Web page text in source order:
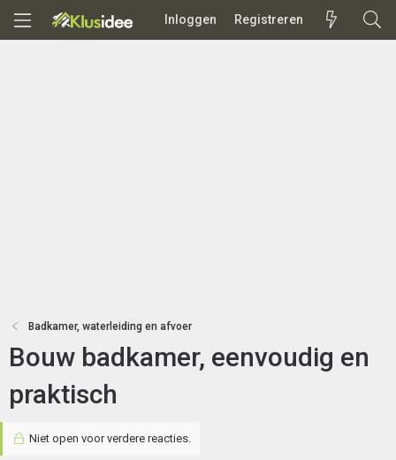
Inloggen Registreren
Badkamer, waterleiding en afvoer
Bouw badkamer, eenvoudig en
praktisch
Niet open voor verdere reacties.